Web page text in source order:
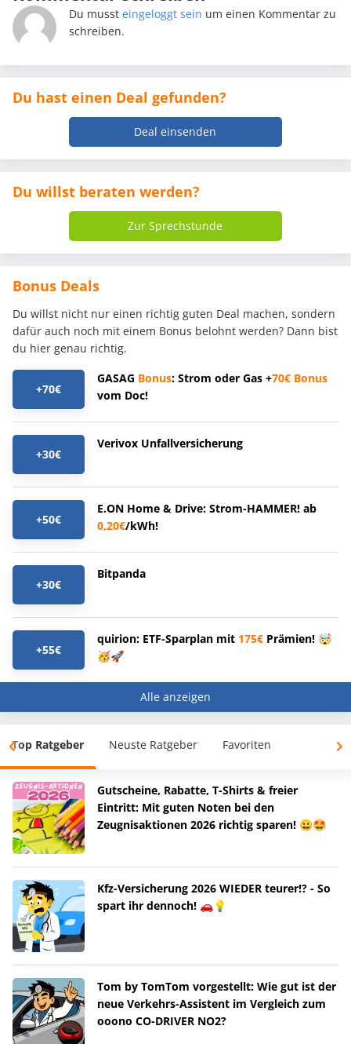
Du musst eingeloggt sein um einen Kommentar zu
schreiben.
Du hast einen Deal gefunden?
Deal einsenden
Du willst beraten werden?
Zur Sprechstunde
Bonus Deals
Du willst nicht nur einen richtig guten Deal machen, sondern
dafür auch noch mit einem Bonus belohnt werden? Dann bist
du hier genau richtig.
+70€
GASAG Bonus: Strom oder Gas +70€ Bonus
vom Doc!
+30€
Verivox Unfallversicherung
+50€
E.ON Home & Drive: Strom-HAMMER! ab
0,20€/kWh!
+30€
Bitpanda
+55€
quirion: ETF-Sparplan mit 175€ Prämien! 🤯
🥳🚀
Alle anzeigen
Top Ratgeber Neuste Ratgeber Favoriten
Gutscheine, Rabatte, T-Shirts & freier
Eintritt: Mit guten Noten bei den
Zeugnisaktionen 2026 richtig sparen! 😀🤩
Kfz-Versicherung 2026 WIEDER teurer!? - So
spart ihr dennoch! 🚗💡
Tom by TomTom vorgestellt: Wie gut ist der
neue Verkehrs-Assistent im Vergleich zum
ooono CO-DRIVER NO2?